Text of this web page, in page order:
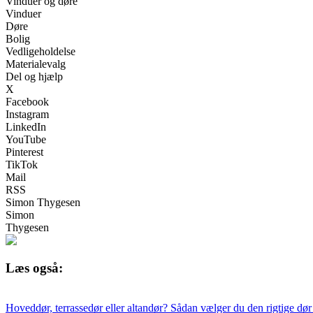
Vinduer
Døre
Bolig
Vedligeholdelse
Materialevalg
Del og hjælp
X
Facebook
Instagram
LinkedIn
YouTube
Pinterest
TikTok
Mail
RSS
Simon Thygesen
Simon
Thygesen
Læs også:
Hoveddør, terrassedør eller altandør? Sådan vælger du den rigtige